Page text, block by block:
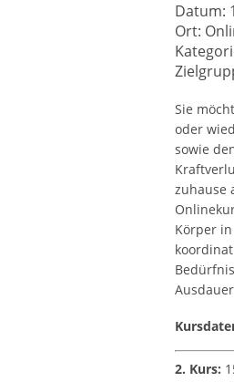
Datum:
Ort:
Sie
oder
sowie
zuhause
Körper
2. Kurs: